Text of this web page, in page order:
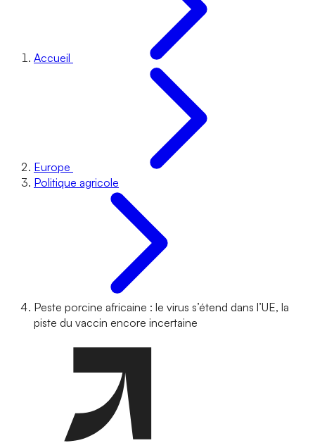
Accueil
Europe
Politique agricole
Peste porcine africaine : le virus s’étend dans l’UE, la
piste du vaccin encore incertaine